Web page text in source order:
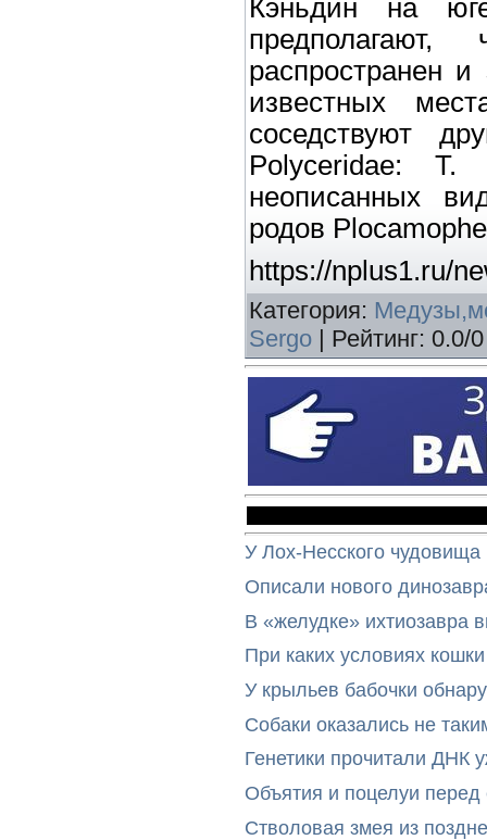
Кэньдин на
распространен
известных
соседствуют
Polyceridae:
неописанных
родов
https://nplus1.ru/
Категория:
Sergo
Рейтинг: 0.0/0
У Лох-Несского
Описали нового
В «желудке» ихтиозавра
При каких условиях
У крыльев бабочки
Собаки оказались не
Генетики прочитали ДНК
Объятия и поцелуи
Стволовая змея из